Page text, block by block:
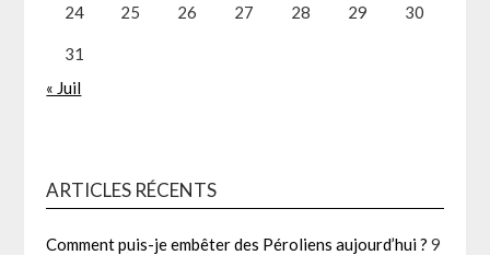
24 25 26 27 28 29 30
31
« Juil
ARTICLES RÉCENTS
Comment puis-je embêter des Péroliens aujourd’hui ? 9